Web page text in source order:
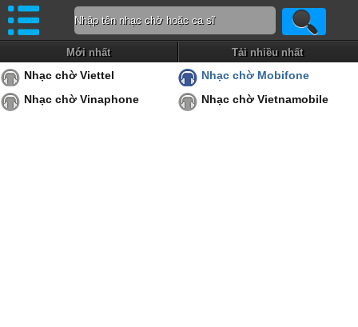
Mới nhất Tải nhiều nhất
Nhạc chờ Viettel
Nhạc chờ Mobifone
Nhạc chờ Vinaphone
Nhạc chờ Vietnamobile